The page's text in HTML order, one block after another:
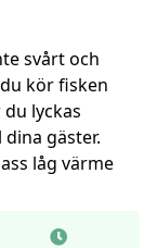
svårt och
kör fisken
lyckas
gäster.
låg värme